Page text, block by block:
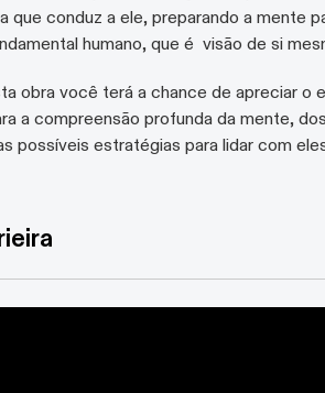
que conduz a ele, preparando a mente
humano, que é visão de si
obra você terá a chance de apreciar o
a compreensão profunda da mente,
possíveis estratégias para lidar com